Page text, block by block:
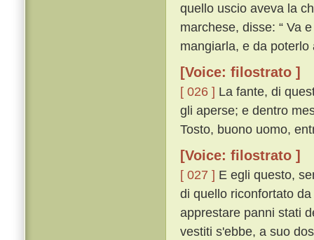
quello uscio aveva la
marchese, disse: “ Va
mangiarla, e da poterlo
[Voice: filostrato ]
[ 026 ] La fante, di
gli aperse; e dentro
Tosto, buono uomo,
[Voice: filostrato ]
[ 027 ] E egli questo,
di quello riconfortato
apprestare panni stati
vestiti s'ebbe, a suo